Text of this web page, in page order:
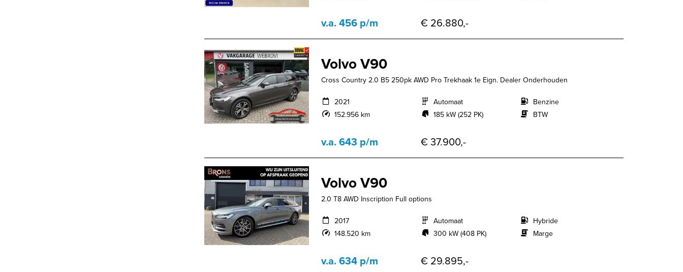
v.a. 456 p/m € 26.880,-
Volvo V90
Cross Country 2.0 B5 250pk AWD Pro Trekhaak 1e Eign. Dealer Onderhouden
2021
152.956 km
Automaat
185 kW (252 PK)
Benzine
BTW
v.a. 643 p/m € 37.900,-
Volvo V90
2.0 T8 AWD Inscription Full options
2017
148.520 km
Automaat
300 kW (408 PK)
Hybride
Marge
v.a. 634 p/m € 29.895,-